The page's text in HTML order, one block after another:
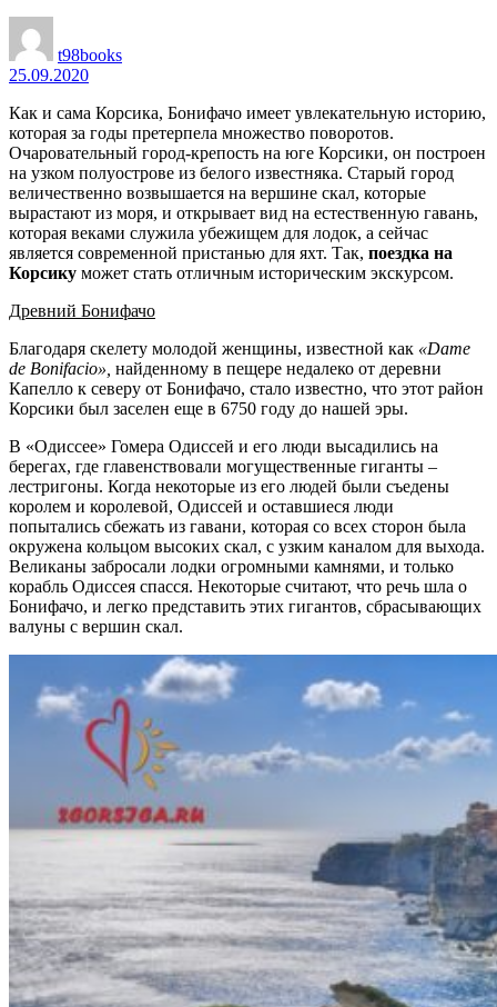
t98books
25.09.2020
Как и сама Корсика, Бонифачо имеет увлекательную историю,
которая за годы претерпела множество поворотов.
Очаровательный город-крепость на юге Корсики, он построен
на узком полуострове из белого известняка. Старый город
величественно возвышается на вершине скал, которые
вырастают из моря, и открывает вид на естественную гавань,
которая веками служила убежищем для лодок, а сейчас
является современной пристанью для яхт. Так, поездка на
Корсику может стать отличным историческим экскурсом.
Древний Бонифачо
Благодаря скелету молодой женщины, известной как «Dame
de Bonifacio», найденному в пещере недалеко от деревни
Капелло к северу от Бонифачо, стало известно, что этот район
Корсики был заселен еще в 6750 году до нашей эры.
В «Одиссее» Гомера Одиссей и его люди высадились на
берегах, где главенствовали могущественные гиганты –
лестригоны. Когда некоторые из его людей были съедены
королем и королевой, Одиссей и оставшиеся люди
попытались сбежать из гавани, которая со всех сторон была
окружена кольцом высоких скал, с узким каналом для выхода.
Великаны забросали лодки огромными камнями, и только
корабль Одиссея спасся. Некоторые считают, что речь шла о
Бонифачо, и легко представить этих гигантов, сбрасывающих
валуны с вершин скал.